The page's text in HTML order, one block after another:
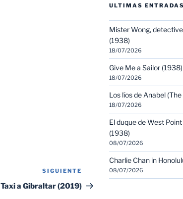
Siguiente
entrada
SIGUIENTE
Taxi a Gibraltar (2019)
ULTIMAS ENTRADAS
Mister Wong,
(1938)
18/07/2026
Give Me a Sailor (1938)
18/07/2026
Los líos de Anabel
18/07/2026
El duque de West
(1938)
08/07/2026
Charlie Chan in
08/07/2026